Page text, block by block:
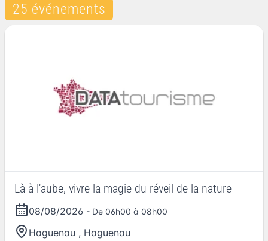
25 événements
Là à l'aube, vivre la magie du réveil de la nature
08/08/2026 - De 06h00 à 08h00
Haguenau , Haguenau